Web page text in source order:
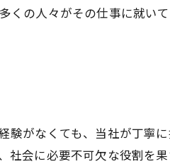
くの人々がその仕事に就い
験がなくても、当社が丁寧
社会に必要不可欠な役割を